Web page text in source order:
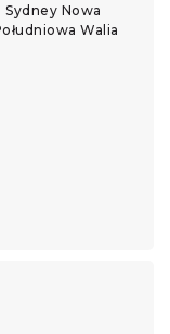
Sydney Nowa
Walia